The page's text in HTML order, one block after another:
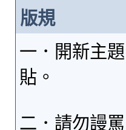
版規
一．開新主
貼。
二．請勿謾